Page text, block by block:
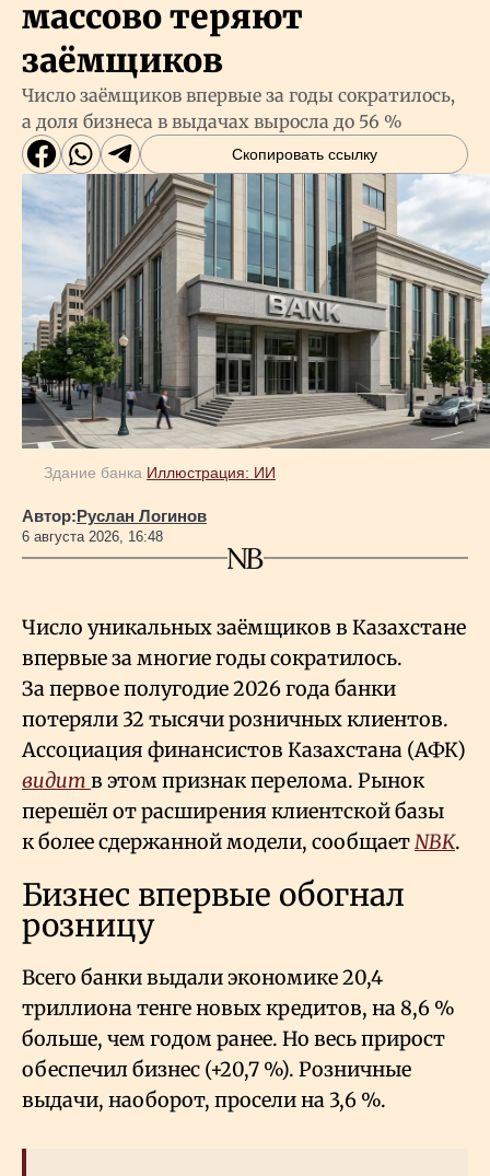
массово теряют
заёмщиков
Число заёмщиков впервые за годы сократилось,
а доля бизнеса в выдачах выросла до 56 %
Скопировать ссылку
Здание банка Иллюстрация: ИИ
Автор:Руслан Логинов
6 августа 2026, 16:48
Число уникальных заёмщиков в Казахстане
впервые за многие годы сократилось.
За первое полугодие 2026 года банки
потеряли 32 тысячи розничных клиентов.
Ассоциация финансистов Казахстана (АФК)
видит в этом признак перелома. Рынок
перешёл от расширения клиентской базы
к более сдержанной модели, сообщаетNBK.
Бизнес впервые обогнал
розницу
Всего банки выдали экономике 20,4
триллиона тенге новых кредитов, на 8,6 %
больше, чем годом ранее. Но весь прирост
обеспечил бизнес (+20,7 %). Розничные
выдачи, наоборот, просели на 3,6 %.